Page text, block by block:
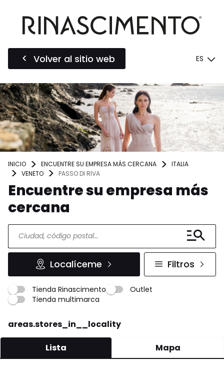
Volver al sitio web ES
INICIO ENCUENTRE SU EMPRESA MÁS CERCANA
ITALIA
VENETO
PASSO DI RIVA
Encuentre su empresa más
cercana
Localíceme Filtros
Tienda Rinascimento
Outlet
Tienda multimarca
areas.stores_in__locality
Lista Mapa